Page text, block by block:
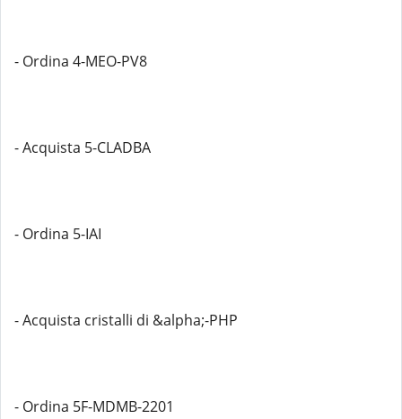
- Ordina 4-MEO-PV8
- Acquista 5-CLADBA
- Ordina 5-IAI
- Acquista cristalli di &alpha;-PHP
- Ordina 5F-MDMB-2201